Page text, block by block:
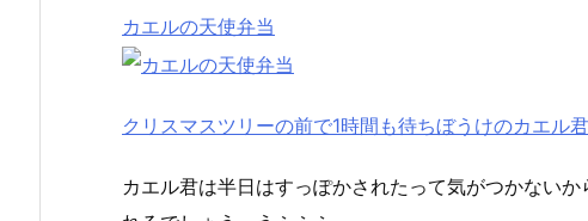
カエルの天使弁当
クリスマスツリーの前で1時間も待ちぼうけのカエル君
カエル君は半日はすっぽかされたって気がつかない